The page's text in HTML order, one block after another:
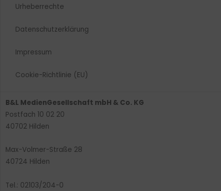
Urheberrechte​
Datenschutzerklärung
Impressum
Cookie-Richtlinie (EU)
B&L MedienGesellschaft mbH & Co. KG
Postfach 10 02 20
40702 Hilden
Max-Volmer-Straße 28
40724 Hilden
Tel.: 02103/204-0